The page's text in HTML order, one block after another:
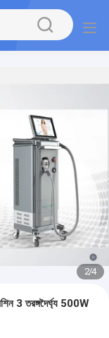
2/4
3 তরঙ্গদৈর্ঘ্য 500W